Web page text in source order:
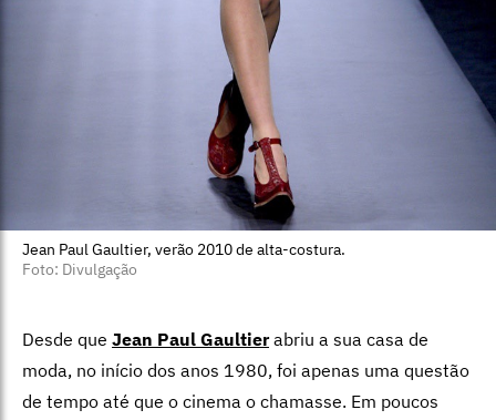
Jean Paul Gaultier, verão 2010 de alta-costura.
Foto: Divulgação
Desde que Jean Paul Gaultier abriu a sua casa de
moda, no início dos anos 1980, foi apenas uma questão
de tempo até que o cinema o chamasse. Em poucos